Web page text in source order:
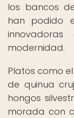
los bancos
han podido
modernidad.
Platos como
de quinua
hongos
morada con